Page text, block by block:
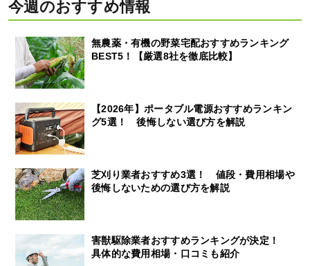
今週のおすすめ情報
無農薬・有機の野菜宅配おすすめランキング
BEST5！【厳選8社を徹底比較】
【2026年】ポータブル電源おすすめランキン
グ5選！ 後悔しない選び方を解説
芝刈り業者おすすめ3選！ 値段・費用相場や
後悔しないための選び方を解説
害獣駆除業者おすすめランキングが決定！
具体的な費用相場・口コミも紹介